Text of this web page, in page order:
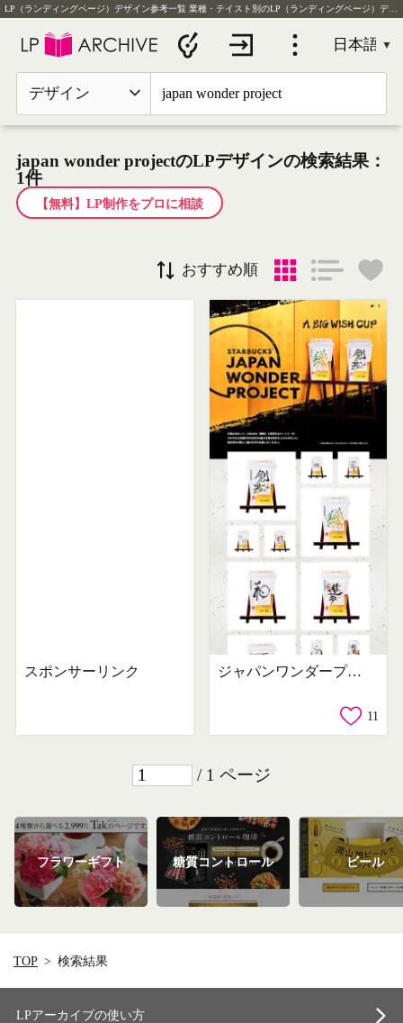
LP（ランディングページ）デザイン参考一覧 業種・テイスト別のLP（ランディングページ）デザイン実例を毎日更新
デザイン
japan wonder projectのLPデザインの検索結果：
1件
【無料】LP制作をプロに相談
おすすめ順
スポンサーリンク ジャパンワンダープロジェクト
11
/ 1 ページ
フラワーギフト 糖質コントロール ビール
TOP 検索結果
LPアーカイブの使い方